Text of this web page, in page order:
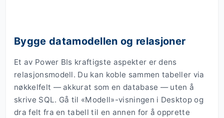
Bygge datamodellen og relasjoner
Et av Power BIs kraftigste aspekter er dens
relasjonsmodell. Du kan koble sammen tabeller via
nøkkelfelt — akkurat som en database — uten å
skrive SQL. Gå til «Modell»-visningen i Desktop og
dra felt fra en tabell til en annen for å opprette